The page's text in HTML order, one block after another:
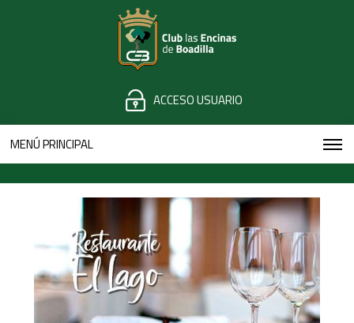
ACCESO USUARIO
MENÚ PRINCIPAL